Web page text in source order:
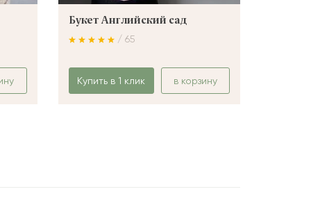
Букет Английский сад
/ 65
Купить в 1 клик в корзину